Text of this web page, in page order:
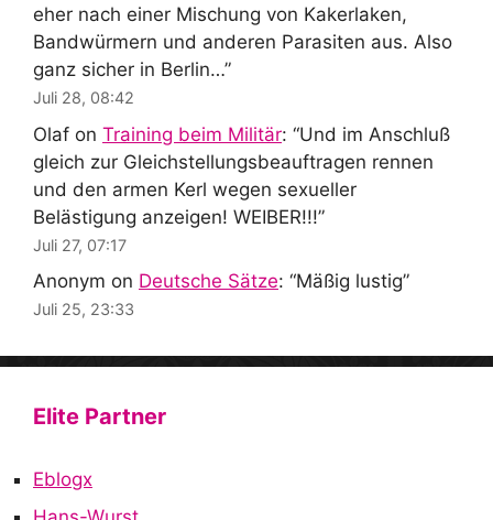
eher nach einer Mischung von Kakerlaken,
Bandwürmern und anderen Parasiten aus. Also
ganz sicher in Berlin…”
Juli 28, 08:42
Olaf on Training beim Militär: “Und im Anschluß
gleich zur Gleichstellungsbeauftragen rennen
und den armen Kerl wegen sexueller
Belästigung anzeigen! WEIBER!!!”
Juli 27, 07:17
Anonym on Deutsche Sätze: “Mäßig lustig”
Juli 25, 23:33
Elite Partner
Eblogx